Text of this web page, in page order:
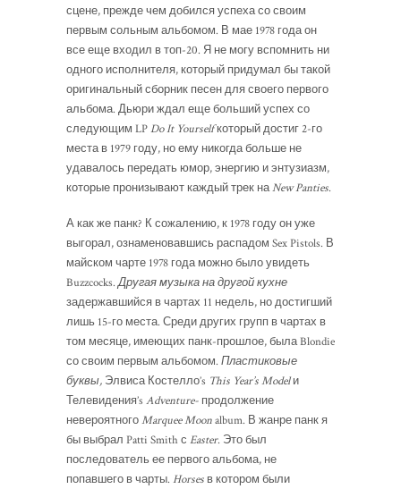
сцене, прежде чем добился успеха со своим
первым сольным альбомом. В мае 1978 года он
все еще входил в топ-20. Я не могу вспомнить ни
одного исполнителя, который придумал бы такой
оригинальный сборник песен для своего первого
альбома. Дьюри ждал еще больший успех со
следующим LPDo It Yourselfкоторый достиг 2-го
места в 1979 году, но ему никогда больше не
удавалось передать юмор, энергию и энтузиазм,
которые пронизывают каждый трек наNew Panties.
А как же панк? К сожалению, к 1978 году он уже
выгорал, ознаменовавшись распадом Sex Pistols. В
майском чарте 1978 года можно было увидеть
Buzzcocks.Другая музыка на другой кухне
задержавшийся в чартах 11 недель, но достигший
лишь 15-го места. Среди других групп в чартах в
том месяце, имеющих панк-прошлое, была Blondie
со своим первым альбомом. Пластиковые
буквы, Элвиса Костелло’s This Year’s Modelи
Телевидения’s Adventure- продолжение
невероятногоMarquee Moonalbum. В жанре панк я
бы выбрал Patti Smith с Easter. Это был
последователь ее первого альбома, не
попавшего в чарты. Horses в котором были